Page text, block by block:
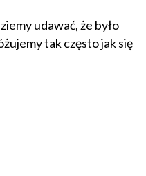
udawać, że było
tak często jak się